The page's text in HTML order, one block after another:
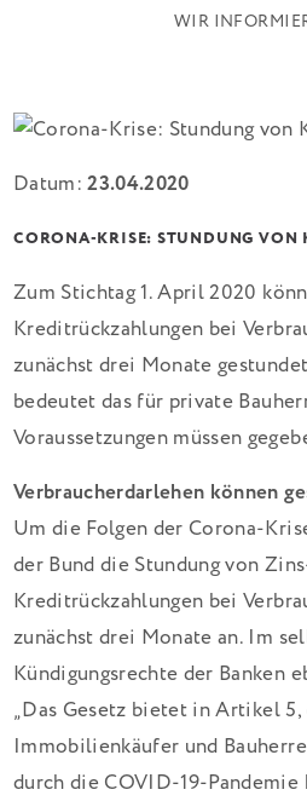
WIR
Datum:23.04.2020
CORONA-KRISE: STUNDUNG VON
Zum Stichtag 1. April 2020
Kreditrückzahlungen bei
zunächst drei Monate
bedeutet das für private
Voraussetzungen müssen
Verbraucherdarlehen können
Um die Folgen der Corona-
der Bund die Stundung von
Kreditrückzahlungen bei
zunächst drei Monate an. Im
Kündigungsrechte der Banken
„Das Gesetz bietet in Artikel
Immobilienkäufer und
durch die COVID-19-